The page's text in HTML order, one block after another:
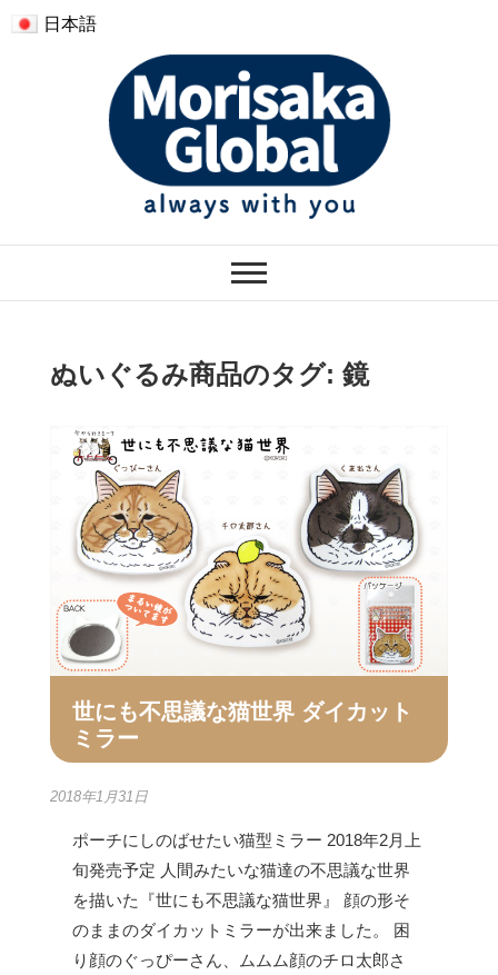
日本語
モリサカグローバル
ぬいぐるみ商品のタグ: 鏡
世にも不思議な猫世界 ダイカット
ミラー
2018年1月31日
ポーチにしのばせたい猫型ミラー 2018年2月上
旬発売予定 人間みたいな猫達の不思議な世界
を描いた『世にも不思議な猫世界』 顔の形そ
のままのダイカットミラーが出来ました。 困
り顔のぐっぴーさん、ムムム顔のチロ太郎さ